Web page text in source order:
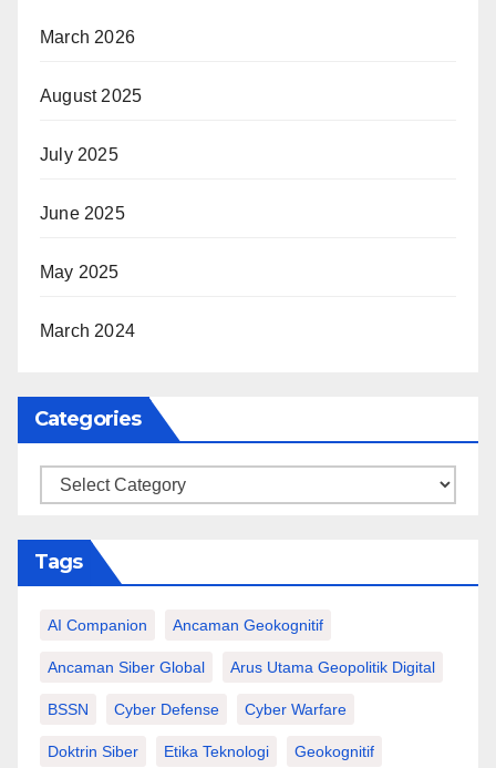
March 2026
August 2025
July 2025
June 2025
May 2025
March 2024
Categories
Categories
Tags
AI Companion Ancaman Geokognitif
Ancaman Siber Global Arus Utama Geopolitik Digital
BSSN Cyber Defense Cyber Warfare
Doktrin Siber Etika Teknologi Geokognitif